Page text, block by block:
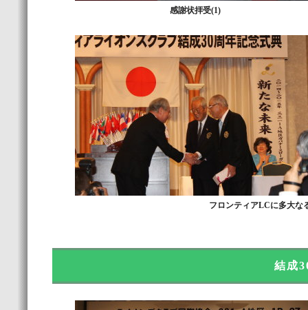
感謝状拝受(1)
フロンティアLCに多大な
結成